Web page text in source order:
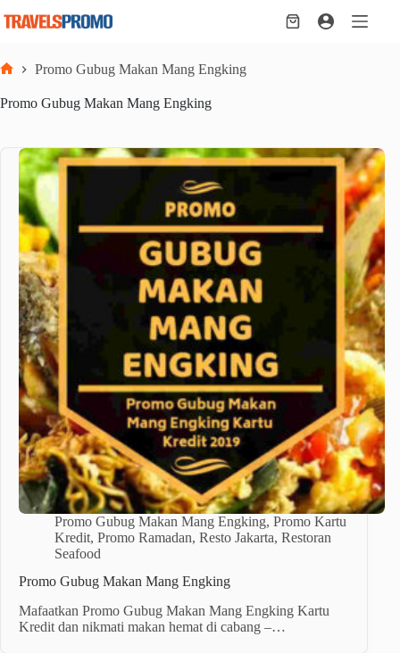
Shopping
Promo Gubug Makan Mang Engking
Promo Gubug Makan Mang Engking
Promo Gubug Makan Mang Engking, Promo Kartu
Kredit, Promo Ramadan, Resto Jakarta, Restoran
Seafood
Promo Gubug Makan Mang Engking
Mafaatkan Promo Gubug Makan Mang Engking Kartu
Kredit dan nikmati makan hemat di cabang –…